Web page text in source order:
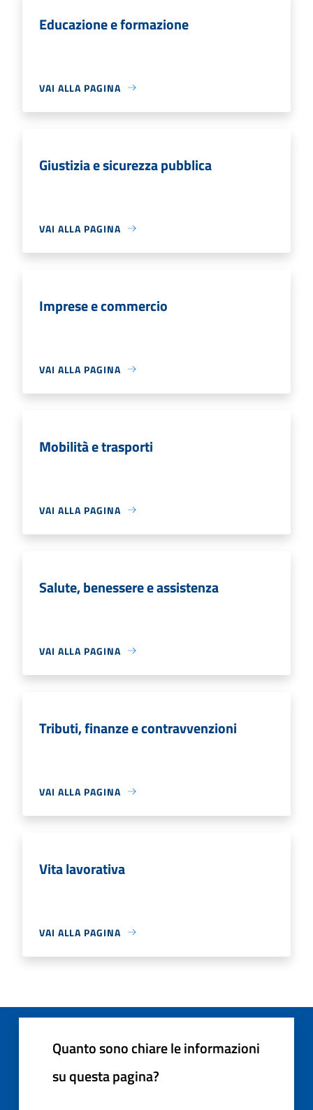
Educazione e formazione
VAI ALLA PAGINA
Giustizia e sicurezza pubblica
VAI ALLA PAGINA
Imprese e commercio
VAI ALLA PAGINA
Mobilità e trasporti
VAI ALLA PAGINA
Salute, benessere e assistenza
VAI ALLA PAGINA
Tributi, finanze e contravvenzioni
VAI ALLA PAGINA
Vita lavorativa
VAI ALLA PAGINA
Quanto sono chiare le informazioni
su questa pagina?